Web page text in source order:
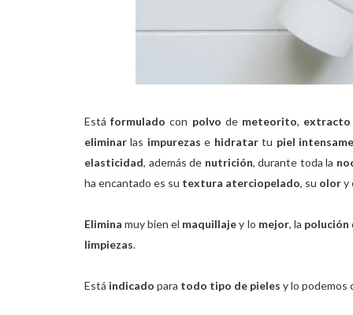
Estáformulado con polvo de meteorito, extracto
eliminar las impurezas e hidratartu piel
elasticidad, además de nutrición, durante toda la
ha encantado es su textura aterciopelado, su olory
Eliminamuy bien el maquillajey lo mejor, la polución
limpiezas.
Está indicado para todo tipo de pieles y lo podemos